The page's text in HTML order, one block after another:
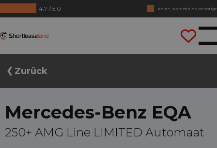
4.7 / 5.0
Keine Jahrezahlen benötigt
Lass uns gleich losfahren
Zurück
Mercedes-Benz EQA
250+ AMG Line LIMITED Automaat